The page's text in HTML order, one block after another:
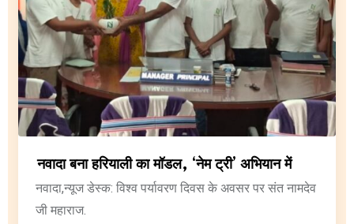
नवादा बना हरियाली का मॉडल, ‘नेम ट्री’ अभियान में
नवादा,न्यूज डेस्क: विश्व पर्यावरण दिवस के अवसर पर संत नामदेव
जी महाराज.